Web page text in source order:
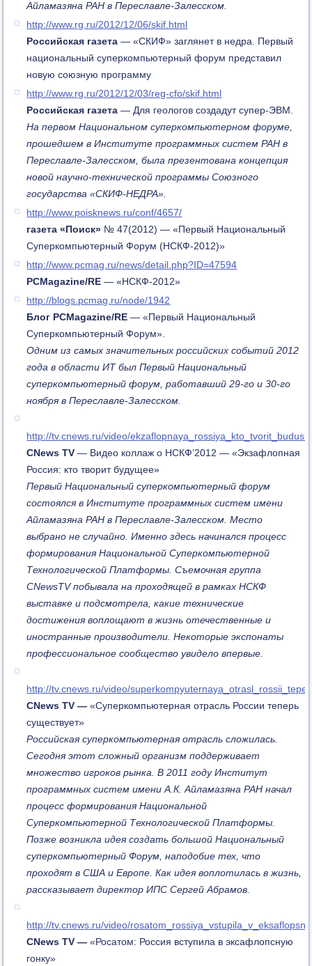
Айламазяна РАН в Переславле-Залесском.
http://www.rg.ru/2012/12/06/skif.html
Российская газета — «СКИФ» заглянет в недра. Первый
национальный суперкомпьютерный форум представил
новую союзную программу
http://www.rg.ru/2012/12/03/reg-cfo/skif.html
Российская газета — Для геологов создадут супер-ЭВМ.
На первом Национальном суперкомпьютерном форуме,
прошедшем в Институте программных систем РАН в
Переславле-Залесском, была презентована концепция
новой научно-технической программы Союзного
государства «СКИФ-НЕДРА».
http://www.poisknews.ru/conf/4657/
газета «Поиск» № 47(2012) — «Первый Национальный
Суперкомпьютерный Форум (НСКФ-2012)»
http://www.pcmag.ru/news/detail.php?ID=47594
PCMagazine/RE — «НСКФ-2012»
http://blogs.pcmag.ru/node/1942
Блог PCMagazine/RE — «Первый Национальный
Суперкомпьютерный Форум».
Одним из самых значительных российских событий 2012
года в области ИТ был Первый Национальный
суперкомпьютерный форум, работавший 29-го и 30-го
ноября в Переславле-Залесском.
http://tv.cnews.ru/video/
CNewsTV — Видео коллаж о НСКФ’2012 — «Экзафлопная
Россия: кто творит будущее»
Первый Национальный суперкомпьютерный форум
состоялся в Институте программных систем имени
Айламазяна РАН в Переславле-Залесском. Место
выбрано не случайно. Именно здесь начинался процесс
формирования Национальной Суперкомпьютерной
Технологической Платформы. Съемочная группа
CNewsTV побывала на проходящей в рамках НСКФ
выставке и подсмотрела, какие технические
достижения воплощают в жизнь отечественные и
иностранные производители. Некоторые экспонаты
профессиональное сообщество увидело впервые.
http://tv.cnews.ru/video/
CNewsTV —«Суперкомпьютерная отрасль России теперь
существует»
Российская суперкомпьютерная отрасль сложилась.
Сегодня этот сложный организм поддерживает
множество игроков рынка. В 2011 году Институт
программных систем имени А.К. Айламазяна РАН начал
процесс формирования Национальной
Суперкомпьютерной Технологической Платформы.
Позже возникла идея создать большой Национальный
суперкомпьютерный Форум, наподобие тех, что
проходят в США и Европе. Как идея воплотилась в жизнь,
рассказывает директор ИПС Сергей Абрамов.
http://tv.cnews.ru/video/
CNewsTV —«Росатом: Россия вступила в эксафлопсную
гонку»